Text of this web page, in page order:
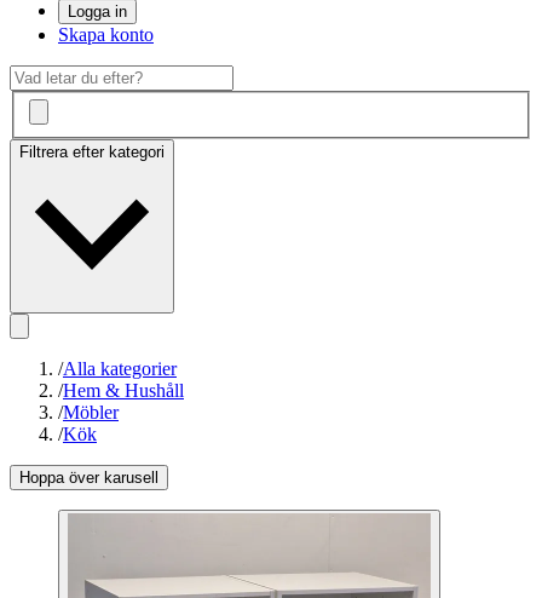
Logga in
Skapa konto
Filtrera efter kategori
/Alla kategorier
/Hem & Hushåll
/Möbler
/Kök
Hoppa över karusell